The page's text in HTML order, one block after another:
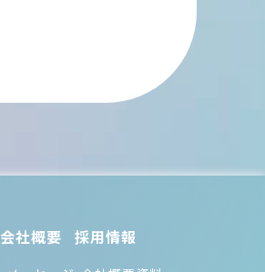
会社概要 採用情報